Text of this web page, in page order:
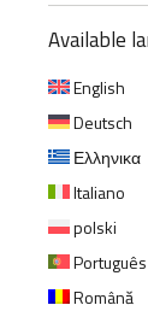
Available
English
Deutsch
Ελληνικα
Italiano
polski
Português
Română